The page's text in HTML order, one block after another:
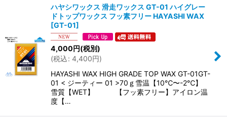
絞り込む
ハヤシワックス 滑走ワックス GT-01 ハイグレー
ドトップワックス フッ素フリー HAYASHI WAX
[GT-01]
4,000円(税別)
(税込: 4,400円)
HAYASHI WAX HIGH GRADE TOP WAX GT-01GT-
01 < ジーティー 01 >70ｇ雪温【10℃〜-2℃】
雪質【WET】 【フッ素フリー】アイロン温
度【…